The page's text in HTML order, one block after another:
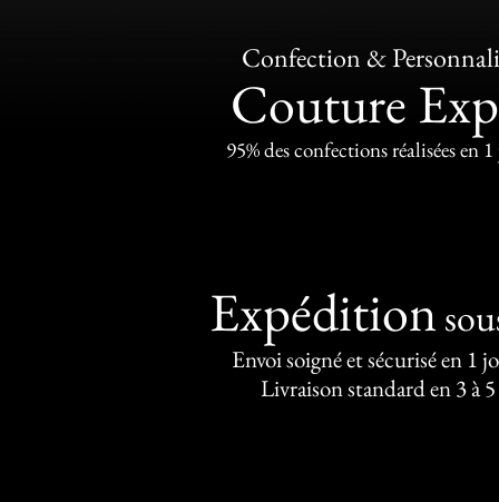
Confection &
Couture
95% des confections réalisées en
Expédition
Envoi soigné et sécurisé en 1
Livraison standard en 3 à